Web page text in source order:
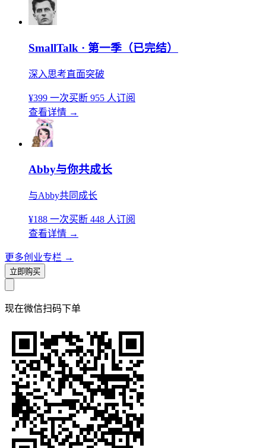
SmallTalk · 第一季（已完结）
深入思考直面突破
¥399 一次买断 955 人订阅
查看详情 →
Abby与你共成长
与Abby共同成长
¥188 一次买断 448 人订阅
查看详情 →
更多创业专栏 →
立即购买
现在微信扫码下单